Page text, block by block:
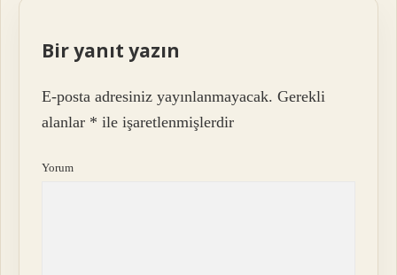
Bir yanıt yazın
E-posta adresiniz yayınlanmayacak. Gerekli
alanlar * ile işaretlenmişlerdir
Yorum